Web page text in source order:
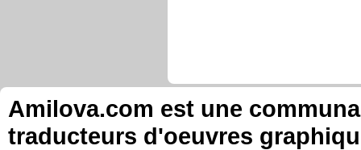
Amilova.com est une
traducteurs d'oeuvres